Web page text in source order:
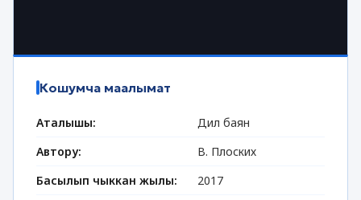
Кошумча маалымат
Аталышы:
Дил баян
Автору:
В. Плоских
Басылып чыккан жылы:
2017